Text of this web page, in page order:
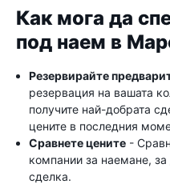
Как мога да
под наем в
Резервирайте
резервация на вашата
получите най-добрата
цените в последния
Сравнете цените -
компании за наемане,
сделка.